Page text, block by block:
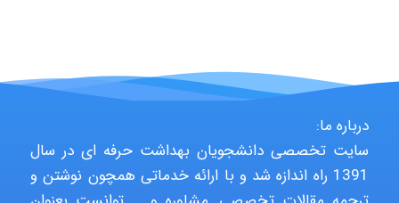
Kati
emami
درباره ما:
سایت تخصصی دانشجویان بهداشت حرفه ای در سال
1391 راه اندازه شد و با ارائه خدماتی همچون نوشتن و